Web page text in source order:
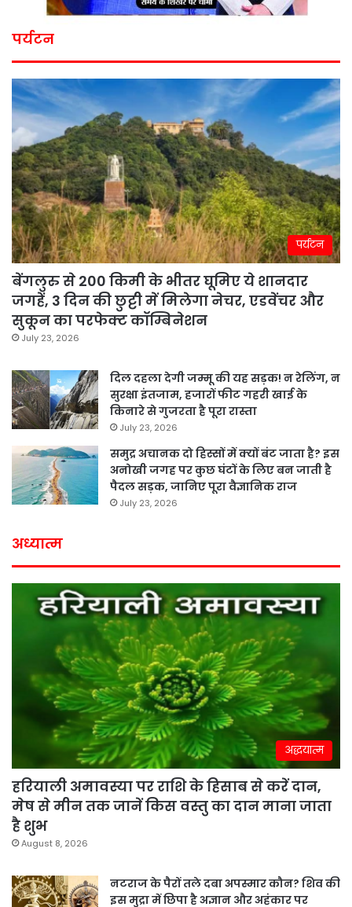
पर्यटन
पर्यटन
बेंगलुरु से 200 किमी के भीतर घूमिए ये शानदार
जगहें, 3 दिन की छुट्टी में मिलेगा नेचर, एडवेंचर और
सुकून का परफेक्ट कॉम्बिनेशन
July 23, 2026
दिल दहला देगी जम्मू की यह सड़क! न रेलिंग, न
सुरक्षा इंतजाम, हजारों फीट गहरी खाई के
किनारे से गुजरता है पूरा रास्ता
July 23, 2026
समुद्र अचानक दो हिस्सों में क्यों बंट जाता है? इस
अनोखी जगह पर कुछ घंटों के लिए बन जाती है
पैदल सड़क, जानिए पूरा वैज्ञानिक राज
July 23, 2026
अध्यात्म
अद्धयात्म
हरियाली अमावस्या पर राशि के हिसाब से करें दान,
मेष से मीन तक जानें किस वस्तु का दान माना जाता
है शुभ
August 8, 2026
नटराज के पैरों तले दबा अपस्मार कौन? शिव की
इस मुद्रा में छिपा है अज्ञान और अहंकार पर